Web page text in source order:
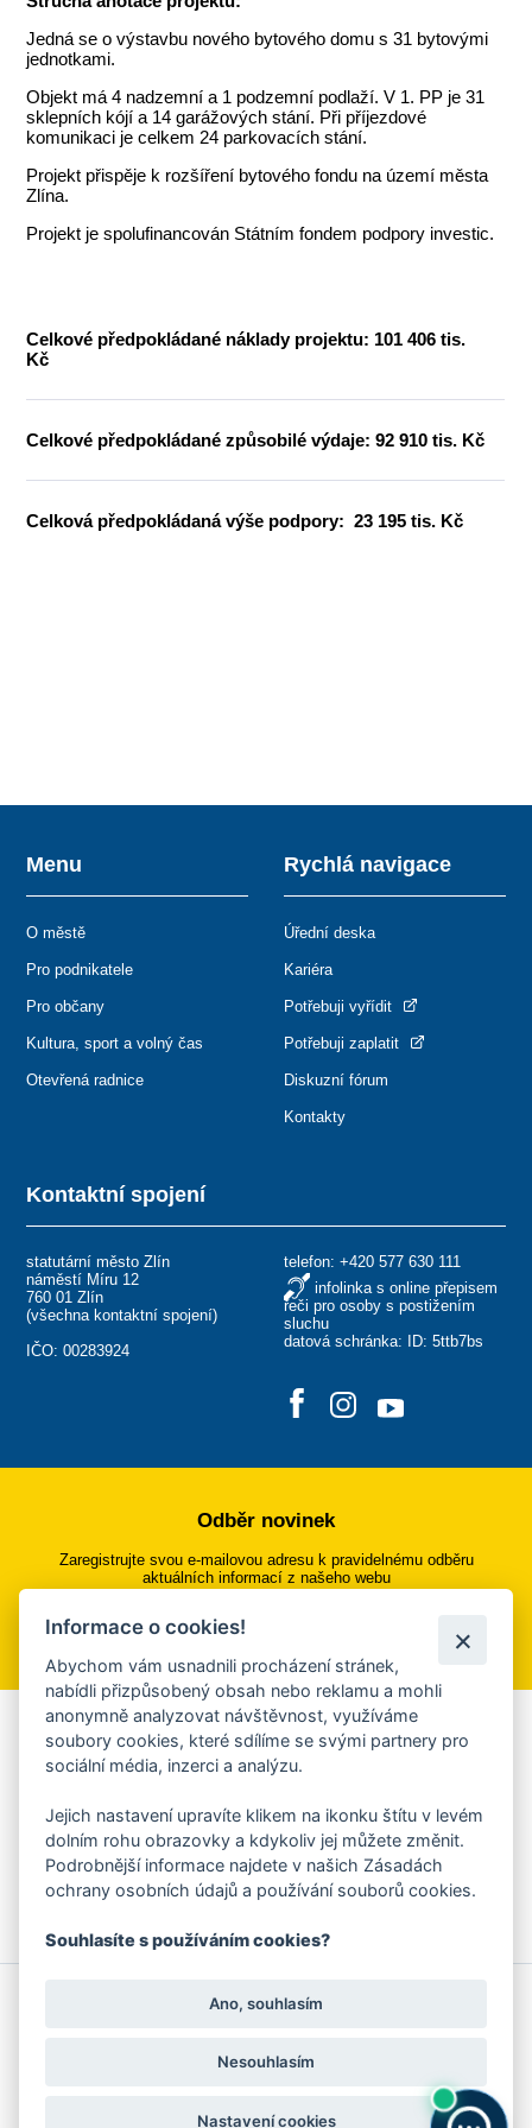
Jedná se o výstavbu nového bytového domu s 31 bytovými
jednotkami.
Objekt má 4 nadzemní a 1 podzemní podlaží. V 1. PP je 31
sklepních kójí a 14 garážových stání. Při příjezdové
komunikaci je celkem 24 parkovacích stání.
Projekt přispěje k rozšíření bytového fondu na území města
Zlína.
Projekt je spolufinancován Státním fondem podpory investic.
Celkové předpokládané náklady projektu: 101 406 tis.
Kč
Celkové předpokládané způsobilé výdaje: 92 910 tis. Kč
Celková předpokládaná výše podpory: 23 195 tis. Kč
Kontaktní spojení
statutární město Zlín
náměstí Míru 12
760 01 Zlín
(všechna kontaktní spojení)
IČO: 00283924
telefon: +420 577 630 111
infolinka s online přepisem
řeči pro osoby s postižením
sluchu
datová schránka: ID: 5ttb7bs
Menu
O městě
Pro podnikatele
Pro občany
Kultura, sport a volný čas
Otevřená radnice
Rychlá navigace
Úřední deska
Kariéra
Potřebuji vyřídit
Potřebuji zaplatit
Diskuzní fórum
Kontakty
Odběr novinek
Zaregistrujte svou e-mailovou adresu k pravidelnému odběru
aktuálních informací z našeho webu
Přihlásit se k odběru
Aplikace Mobilní rozhlas
Chcete dostávat do svého mobilu či mailu upozornění na
ankety, pozvánky na kulturní a sportovní akce?
Více informací o aplikaci
Ochrana osobních údajů
Informace o cookies!
Abychom vám usnadnili procházení stránek,
nabídli přizpůsobený obsah nebo reklamu a mohli
anonymně analyzovat návštěvnost, využíváme
soubory cookies, které sdílíme se svými partnery pro
sociální média, inzerci a analýzu.
Jejich nastavení upravíte klikem na ikonku štítu v levém
dolním rohu obrazovky a kdykoliv jej můžete změnit.
Podrobnější informace najdete v našich Zásadách
ochrany osobních údajů a používání souborů cookies.
Souhlasíte s používáním cookies?
Ano, souhlasím
Nesouhlasím
Nastavení cookies